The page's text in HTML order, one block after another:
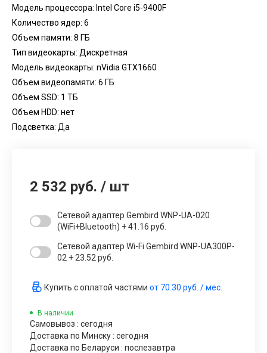
Модель процессора: Intel Core i5-9400F
Количество ядер: 6
Объем памяти: 8 ГБ
Тип видеокарты: Дискретная
Модель видеокарты: nVidia GTX1660
Объем видеопамяти: 6 ГБ
Объем SSD: 1 TБ
Объем HDD: нет
Подсветка: Да
2 532 руб. / шт
Сетевой адаптер Gembird WNP-UA-020
(WiFi+Bluetooth) + 41.16 руб.
Сетевой адаптер Wi-Fi Gembird WNP-UA300P-
02 + 23.52 руб.
Купить с оплатой частями от 70.30 руб. / мес.
В наличии
Самовывоз : сегодня
Доставка по Минску : сегодня
Доставка по Беларуси : послезавтра